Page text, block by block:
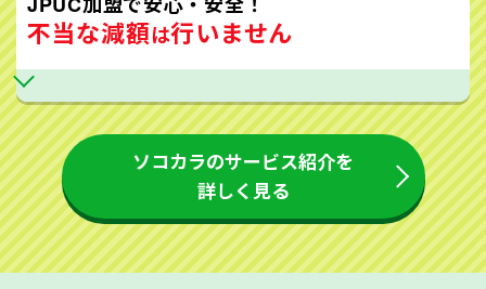
不当な減額は行いません
ソコカラのサービス紹介を
詳しく見る